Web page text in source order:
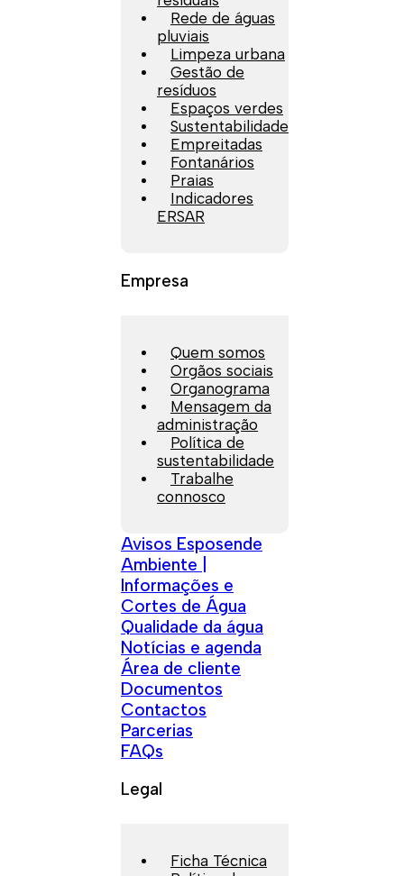
Rede de águas
pluviais
Limpeza urbana
Gestão de
resíduos
Espaços verdes
Sustentabilidade
Empreitadas
Fontanários
Praias
Indicadores
ERSAR
Empresa
Quem somos
Orgãos sociais
Organograma
Mensagem da
administração
Política de
sustentabilidade
Trabalhe
connosco
Avisos Esposende
Ambiente |
Informações e
Cortes de Água
Qualidade da água
Notícias e agenda
Área de cliente
Documentos
Contactos
Parcerias
FAQs
Legal
Ficha Técnica